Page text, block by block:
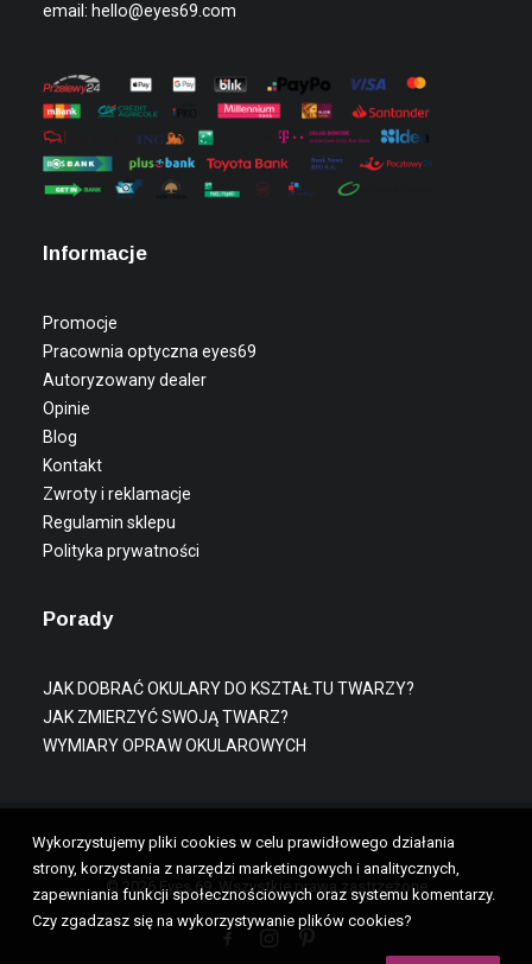
email: hello@eyes69.com
Informacje
Promocje
Pracownia optyczna eyes69
Autoryzowany dealer
Opinie
Blog
Kontakt
Zwroty i reklamacje
Regulamin sklepu
Polityka prywatności
Porady
JAK DOBRAĆ OKULARY DO KSZTAŁTU TWARZY?
JAK ZMIERZYĆ SWOJĄ TWARZ?
WYMIARY OPRAW OKULAROWYCH
© 2026 Eyes 69. Wszystkie prawa zastrzeżone
Wykorzystujemy pliki cookies w celu prawidłowego działania
strony, korzystania z narzędzi marketingowych i analitycznych,
zapewniania funkcji społecznościowych oraz systemu komentarzy.
Czy zgadzasz się na wykorzystywanie plików cookies?